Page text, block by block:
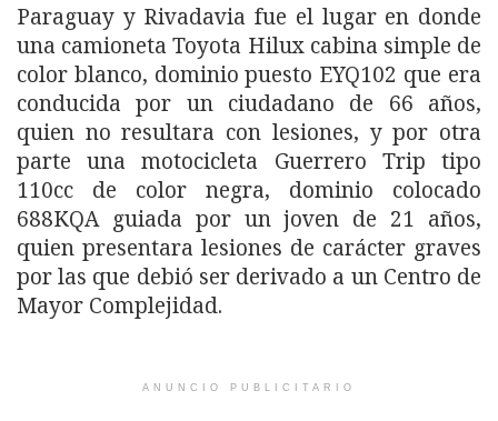
Paraguay y Rivadavia fue el lugar en donde
una camioneta Toyota Hilux cabina simple de
color blanco, dominio puesto EYQ102 que era
conducida por un ciudadano de 66 años,
quien no resultara con lesiones, y por otra
parte una motocicleta Guerrero Trip tipo
110cc de color negra, dominio colocado
688KQA guiada por un joven de 21 años,
quien presentara lesiones de carácter graves
por las que debió ser derivado a un Centro de
Mayor Complejidad.
ANUNCIO PUBLICITARIO